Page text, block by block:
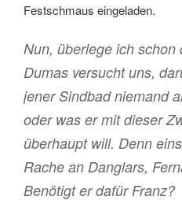
Festschmaus eingeladen.
Nun, überlege ich schon
Dumas versucht uns,
jener Sindbad niemand
oder was er mit dieser
überhaupt will. Denn
Rache an Danglars,
Benötigt er dafür Franz?